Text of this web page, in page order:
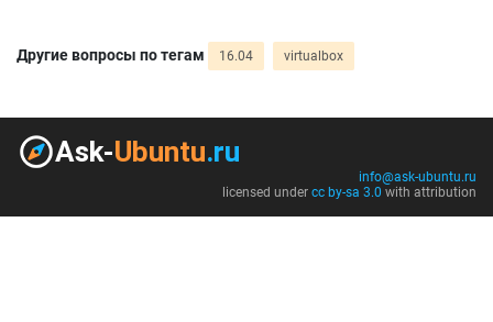
Другие вопросы по тегам 16.04 virtualbox
info@ask-ubuntu.ru
licensed under cc by-sa 3.0 with attribution